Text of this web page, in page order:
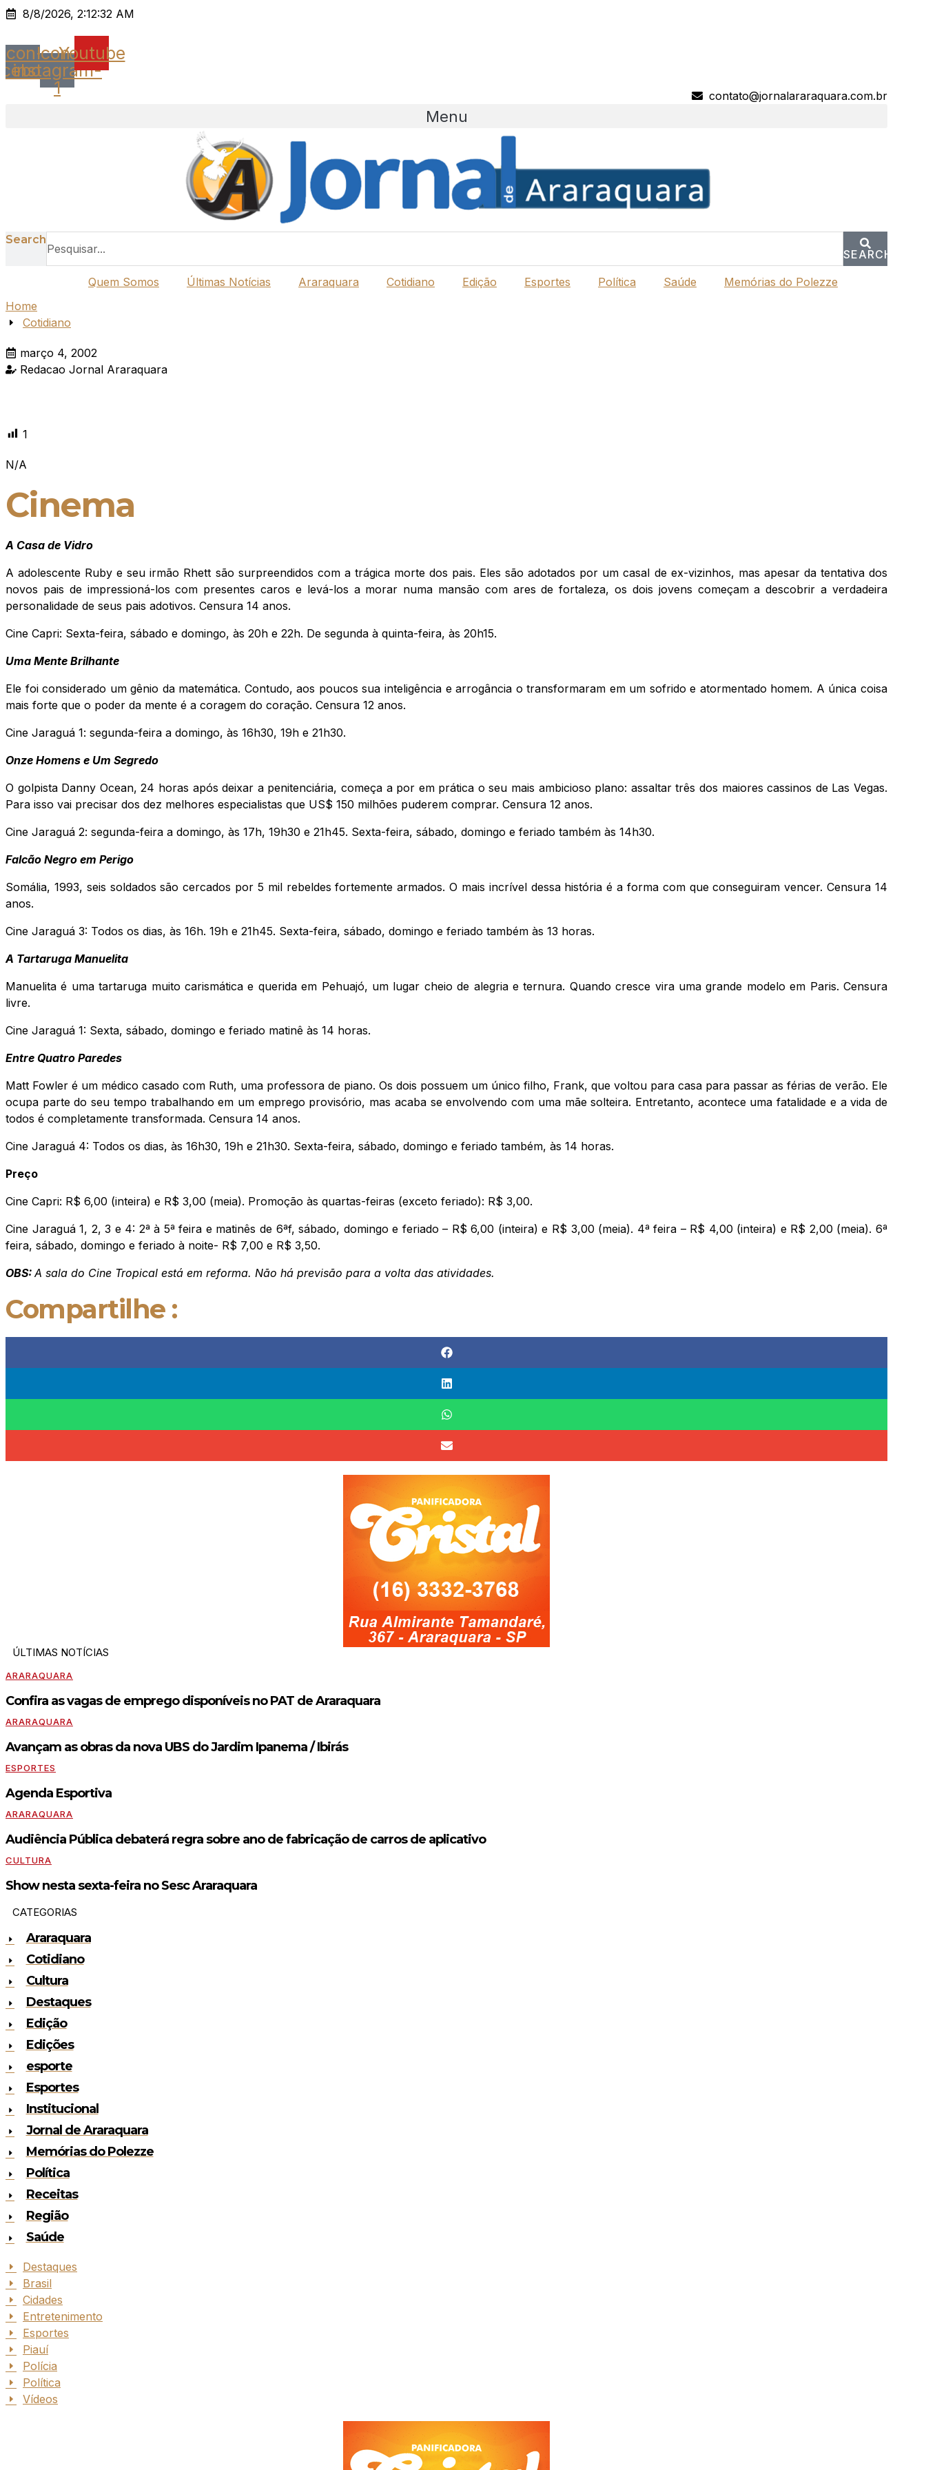
Ir
o
conteúdo
8/8/2026, 2:12:32 AM
Icon-Icon-
instagram-
1
Youtube
contato@jornalararaquara.com.br
Menu
Search
SEARCH
Quem Somos
Últimas Notícias Araraquara Cotidiano Edição Esportes Política Saúde
Memórias do Polezze
Home
Cotidiano
março 4, 2002
Redacao Jornal Araraquara
1
N/A
Cinema
A Casa de Vidro
A adolescente Ruby e seu irmão Rhett são surpreendidos com a trágica morte dos pais. Eles são adotados por um casal de ex-vizinhos, mas apesar da tentativa dos
novos pais de impressioná-los com presentes caros e levá-los a morar numa mansão com ares de fortaleza, os dois jovens começam a descobrir a verdadeira
personalidade de seus pais adotivos. Censura 14 anos.
Cine Capri: Sexta-feira, sábado e domingo, às 20h e 22h. De segunda à quinta-feira, às 20h15.
Uma Mente Brilhante
Ele foi considerado um gênio da matemática. Contudo, aos poucos sua inteligência e arrogância o transformaram em um sofrido e atormentado homem. A única coisa
mais forte que o poder da mente é a coragem do coração. Censura 12 anos.
Cine Jaraguá 1: segunda-feira a domingo, às 16h30, 19h e 21h30.
Onze Homens e Um Segredo
O golpista Danny Ocean, 24 horas após deixar a penitenciária, começa a por em prática o seu mais ambicioso plano: assaltar três dos maiores cassinos de Las Vegas.
Para isso vai precisar dos dez melhores especialistas que US$ 150 milhões puderem comprar. Censura 12 anos.
Cine Jaraguá 2: segunda-feira a domingo, às 17h, 19h30 e 21h45. Sexta-feira, sábado, domingo e feriado também às 14h30.
Falcão Negro em Perigo
Somália, 1993, seis soldados são cercados por 5 mil rebeldes fortemente armados. O mais incrível dessa história é a forma com que conseguiram vencer. Censura 14
anos.
Cine Jaraguá 3: Todos os dias, às 16h. 19h e 21h45. Sexta-feira, sábado, domingo e feriado também às 13 horas.
A Tartaruga Manuelita
Manuelita é uma tartaruga muito carismática e querida em Pehuajó, um lugar cheio de alegria e ternura. Quando cresce vira uma grande modelo em Paris. Censura
livre.
Cine Jaraguá 1: Sexta, sábado, domingo e feriado matinê às 14 horas.
Entre Quatro Paredes
Matt Fowler é um médico casado com Ruth, uma professora de piano. Os dois possuem um único filho, Frank, que voltou para casa para passar as férias de verão. Ele
ocupa parte do seu tempo trabalhando em um emprego provisório, mas acaba se envolvendo com uma mãe solteira. Entretanto, acontece uma fatalidade e a vida de
todos é completamente transformada. Censura 14 anos.
Cine Jaraguá 4: Todos os dias, às 16h30, 19h e 21h30. Sexta-feira, sábado, domingo e feriado também, às 14 horas.
Preço
Cine Capri: R$ 6,00 (inteira) e R$ 3,00 (meia). Promoção às quartas-feiras (exceto feriado): R$ 3,00.
Cine Jaraguá 1, 2, 3 e 4: 2ª à 5ª feira e matinês de 6ªf, sábado, domingo e feriado – R$ 6,00 (inteira) e R$ 3,00 (meia). 4ª feira – R$ 4,00 (inteira) e R$ 2,00 (meia). 6ª
feira, sábado, domingo e feriado à noite- R$ 7,00 e R$ 3,50.
OBS: A sala do Cine Tropical está em reforma. Não há previsão para a volta das atividades.
Compartilhe :
ÚLTIMAS NOTÍCIAS
ARARAQUARA
Confira as vagas de emprego disponíveis no PAT de Araraquara
ARARAQUARA
Avançam as obras da nova UBS do Jardim Ipanema / Ibirás
ESPORTES
Agenda Esportiva
ARARAQUARA
Audiência Pública debaterá regra sobre ano de fabricação de carros de aplicativo
CULTURA
Show nesta sexta-feira no Sesc Araraquara
CATEGORIAS
Araraquara
Cotidiano
Cultura
Destaques
Edição
Edições
esporte
Esportes
Institucional
Jornal de Araraquara
Memórias do Polezze
Política
Receitas
Região
Saúde
Destaques
Brasil
Cidades
Entretenimento
Esportes
Piauí
Polícia
Política
Vídeos